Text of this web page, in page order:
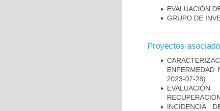
EVALUACIÓN
GRUPO DE
Proyectos
ENFERMEDAD
2023-07-28)
INCIDENCIA